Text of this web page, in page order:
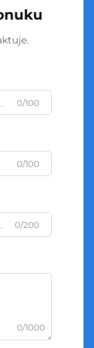
0/100
0/100
0/200
0/1000